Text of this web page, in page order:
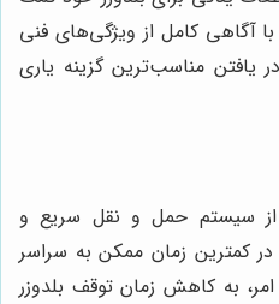
آگاهی کامل از ویژگی‌های فنی
یافتن مناسب‌ترین گزینه یاری
از سیستم حمل و نقل سریع و
کمترین زمان ممکن به سراسر
به کاهش زمان توقف بلدوزر